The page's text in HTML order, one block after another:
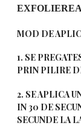
MOD DE
1. SE
PRIN PILIRE
2. SE APLICA
IN 30 DE
SECUNDE LA